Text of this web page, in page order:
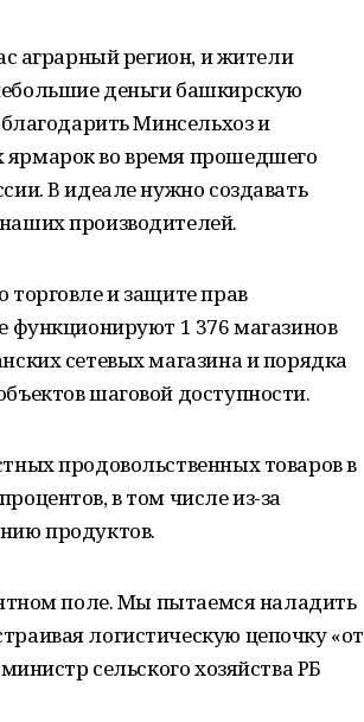
аграрный регион, и жители
деньги башкирскую
Минсельхоз и
во время прошедшего
В идеале нужно создавать
производителей.
и защите прав
функционируют 1 376 магазинов
сетевых магазина и порядка
шаговой доступности.
продовольственных товаров в
в том числе из-за
продуктов.
поле. Мы пытаемся наладить
логистическую цепочку «от
сельского хозяйства РБ